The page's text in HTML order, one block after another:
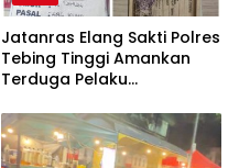
Jatanras Elang Sakti Polres
Tebing Tinggi Amankan
Terduga Pelaku
Motor